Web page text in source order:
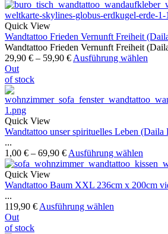
Quick View
Wandtattoo Frieden Vernunft Freiheit
Wandtattoo Frieden Vernunft Freiheit
29,90 € – 59,90 € Ausführung wählen
Out
of stock
Quick View
Wandtattoo unser spirituelles Leben (Daila
...
1,00 € – 69,90 € Ausführung wählen
Quick View
Wandtattoo Baum XXL 236cm x 200cm
...
119,90 € Ausführung wählen
Out
of stock